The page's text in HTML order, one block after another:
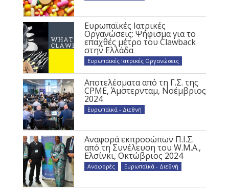
Ευρωπαϊκές Ιατρικές
Οργανώσεις: Ψήφισμα για το
επαχθές μέτρο του Clawback
στην Ελλάδα
Ευρωπαϊκές Ιατρικές Οργανώσεις
Αποτελέσματα από τη Γ.Σ. της
CPME, Άμστερνταμ, Νοέμβριος
2024
Ευρωπαϊκά - Διεθνή
Αναφορά εκπροσώπων Π.Ι.Σ.
από τη Συνέλευση του W.M.A.,
Ελσίνκι, Οκτώβριος 2024
Αναφορές Ευρωπαϊκά - Διεθνή